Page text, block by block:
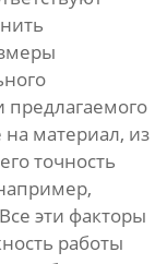
предлагаемого
материал, из
точность
эти факторы
работы